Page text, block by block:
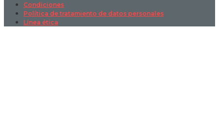
Condiciones
Política de tratamiento de datos personales
Línea ética